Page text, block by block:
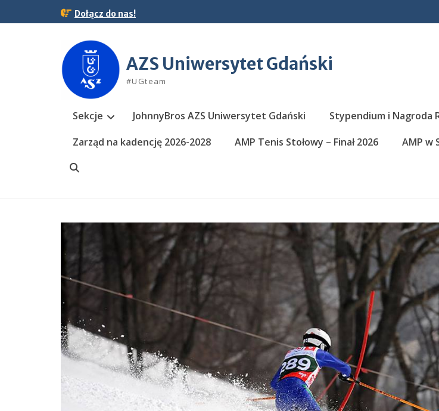
Dołącz do nas!
AZS Uniwersytet Gdański
#UGteam
Sekcje JohnnyBros AZS Uniwersytet Gdański Stypendium i Nagroda
Zarząd na kadencję 2026-2028
AMP Tenis Stołowy – Finał 2026 AMP w